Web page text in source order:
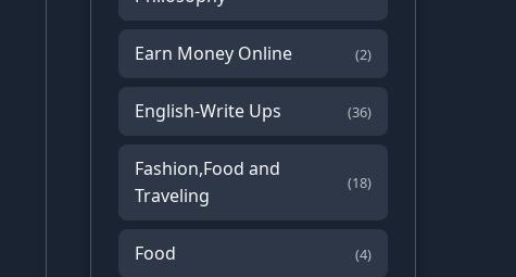
Earn Money Online (2)
English-Write Ups (36)
Fashion,Food and
Traveling
(18)
Food (4)